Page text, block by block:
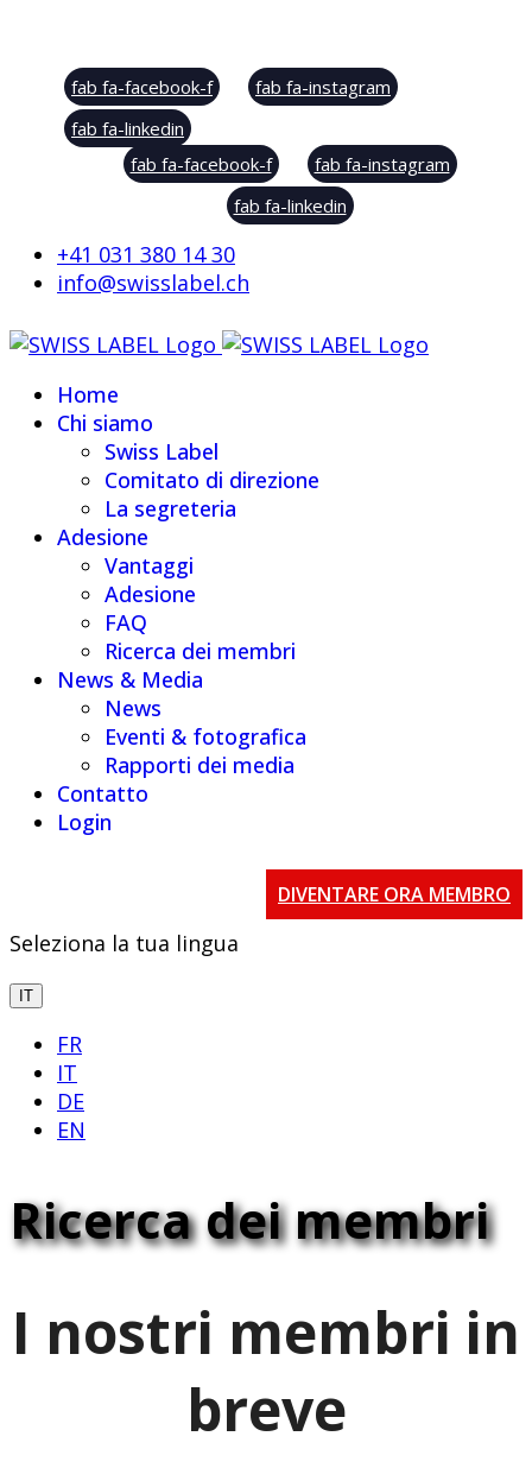
fab fa-facebook-f
fab fa-instagram
fab fa-linkedin
fab fa-facebook-f
fab fa-instagram
fab fa-linkedin
+41 031 380 14 30
info@swisslabel.ch
Home
Chi siamo
Swiss Label
Comitato di direzione
La segreteria
Adesione
Vantaggi
Adesione
FAQ
Ricerca dei membri
News & Media
News
Eventi & fotografica
Rapporti dei media
Contatto
Login
DIVENTARE ORA MEMBRO
Seleziona la tua lingua
IT
FR
IT
DE
EN
Ricerca dei membri
I nostri membri in
breve